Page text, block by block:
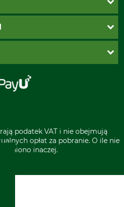
podatek VAT i nie obejmują
opłat za pobranie. O ile nie
inaczej.